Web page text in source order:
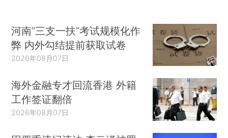
河南“三支一扶”考试规模化作
弊 内外勾结提前获取试卷
2026年08月07日
海外金融专才回流香港 外籍
工作签证翻倍
2026年08月07日